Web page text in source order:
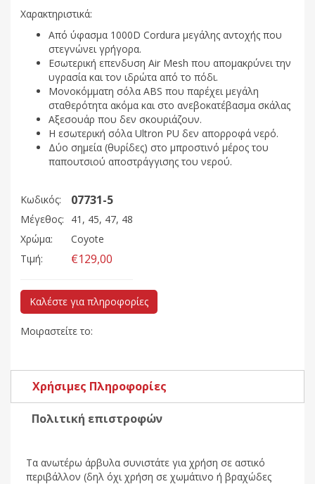
Χαρακτηριστικά:
Από ύφασμα 1000D Cordura μεγάλης αντοχής που
στεγνώνει γρήγορα.
Εσωτερική επενδυση Air Mesh που απομακρύνει την
υγρασία και τον ιδρώτα από το πόδι.
Μονοκόμματη σόλα ΑΒS που παρέχει μεγάλη
σταθερότητα ακόμα και στο ανεβοκατέβασμα σκάλας
Αξεσουάρ που δεν σκουριάζουν.
Η εσωτερική σόλα Ultron PU δεν απορροφά νερό.
Δύο σημεία (θυρίδες) στο μπροστινό μέρος του
παπουτσιού αποστράγγισης του νερού.
Κωδικός: 07731-5
Μέγεθος:
41, 45, 47, 48
Χρώμα:
Coyote
Τιμή:
€129,00
Καλέστε για πληροφορίες
Μοιραστείτε το:
Χρήσιμες Πληροφορίες
Πολιτική επιστροφών
Τα ανωτέρω άρβυλα συνιστάτε για χρήση σε αστικό
περιβάλλον (δηλ όχι χρήση σε χωμάτινο ή βραχώδες